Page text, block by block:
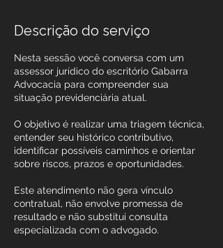
Descrição do serviço
Nesta sessão você conversa com um
assessor jurídico do escritório Gabarra
Advocacia para compreender sua
situação previdenciária atual.
O objetivo é realizar uma triagem técnica,
entender seu histórico contributivo,
identificar possíveis caminhos e orientar
sobre riscos, prazos e oportunidades.
Este atendimento não gera vínculo
contratual, não envolve promessa de
resultado e não substitui consulta
especializada com o advogado.